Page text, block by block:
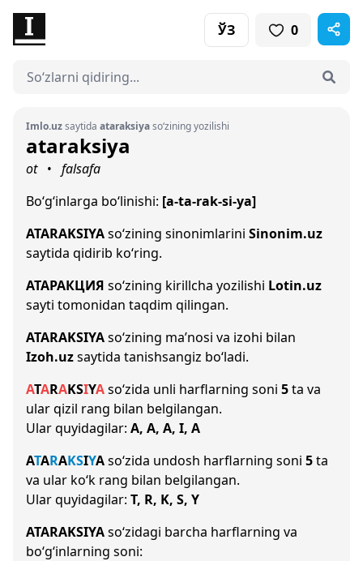
ЎЗ 0
Imlo.uzsaytida ataraksiyaso‘zining yozilishi
ataraksiya
ot •
falsafa
Bo‘g‘inlarga bo‘linishi: [a-ta-rak-si-ya]
ATARAKSIYAso‘zining sinonimlarini Sinonim.uz
saytida qidirib ko‘ring.
АТАРАКЦИЯ so‘zining kirillcha yozilishi Lotin.uz
sayti tomonidan taqdim qilingan.
ATARAKSIYAso‘zining ma’nosi va izohi bilan
Izoh.uzsaytida tanishsangiz bo‘ladi.
ATARAKSIYAso‘zida unli harflarning soni 5ta va
ular qizil rang bilan belgilangan.
Ular quyidagilar: A, A, A, I, A
ATARAKSIYAso‘zida undosh harflarning soni 5ta
va ular ko‘k rang bilan belgilangan.
Ular quyidagilar: T, R, K, S, Y
ATARAKSIYAso‘zidagi barcha harflarning va
bo‘g‘inlarning soni: